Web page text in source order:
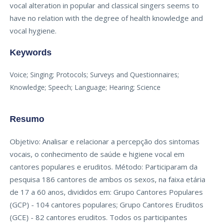
vocal alteration in popular and classical singers seems to
have no relation with the degree of health knowledge and
vocal hygiene.
Keywords
Voice; Singing; Protocols; Surveys and Questionnaires;
Knowledge; Speech; Language; Hearing; Science
Resumo
Objetivo: Analisar e relacionar a percepção dos sintomas
vocais, o conhecimento de saúde e higiene vocal em
cantores populares e eruditos. Método: Participaram da
pesquisa 186 cantores de ambos os sexos, na faixa etária
de 17 a 60 anos, divididos em: Grupo Cantores Populares
(GCP) - 104 cantores populares; Grupo Cantores Eruditos
(GCE) - 82 cantores eruditos. Todos os participantes